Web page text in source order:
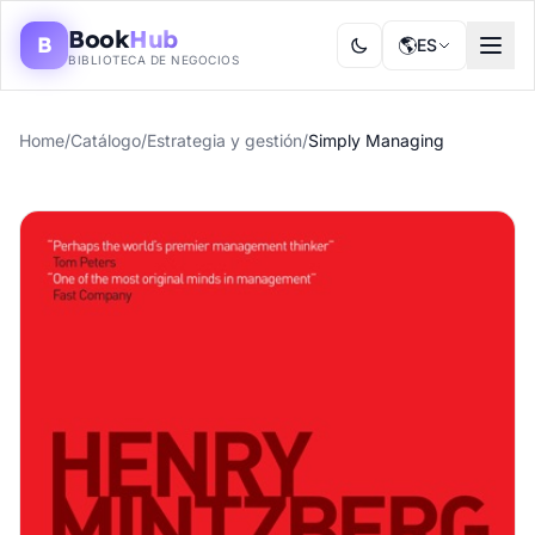
B BookHub
BIBLIOTECA DE NEGOCIOS
🌎ES
Home/Catálogo/Estrategia y gestión/Simply Managing